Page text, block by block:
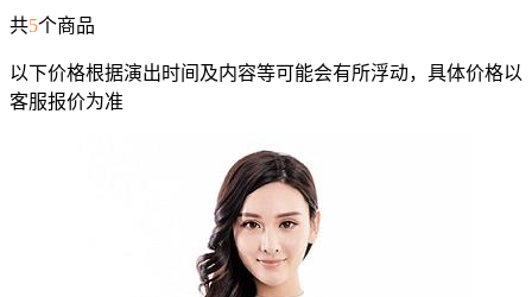
共5个商品
以下价格根据演出时间及内容等可能会有所浮动，具体价格以
客服报价为准